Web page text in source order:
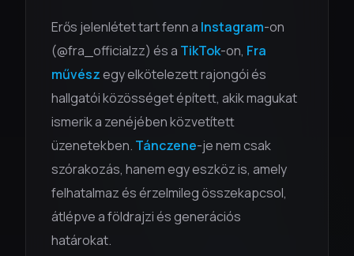
Erős jelenlétet tart fenn a Instagram-on
(@fra_officialzz) és a TikTok-on, Fra
művészegy elkötelezett rajongói és
hallgatói közösséget épített, akik magukat
ismerik a zenéjében közvetített
üzenetekben. Tánczene-je nem csak
szórakozás, hanem egy eszköz is, amely
felhatalmaz és érzelmileg összekapcsol,
átlépve a földrajzi és generációs
határokat.